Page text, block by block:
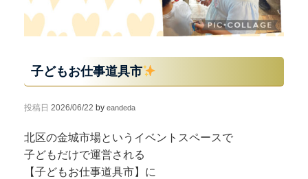
子どもお仕事道具市
投稿日 2026/06/22 by eandeda
北区の金城市場というイベントスペースで
子どもだけで運営される
【子どもお仕事道具市】に